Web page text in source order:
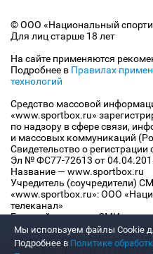
© ООО «Национальный
Для лиц старше 18 лет
На сайте применяются
Подробнее в Правилах
технологий
Средство массовой
«www.sportbox.ru»
по надзору в сфере связи,
и массовых коммуникаций
Свидетельство о
Эл № ФС77-72613 от
Название — www.sportbox.ru
Учредитель (соучредители)
«www.sportbox.ru»: ООО
телеканал»
Главный редактор СМИ
Конов В.А.
Номер телефона редакции
«www.sportbox.ru»: +7 (495)
Мы используем файлы Сookie
Подробнее в Политике